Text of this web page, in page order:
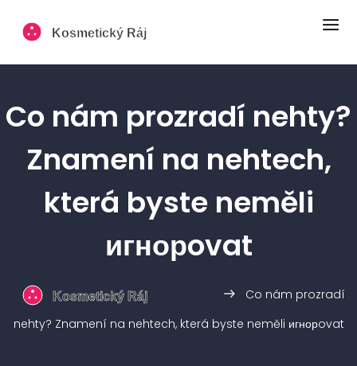
Co nám prozradí nehty?
Znamení na nehtech,
která byste neměli
игнорovat
Co nám prozradí
nehty? Znamení na nehtech, která byste neměli игнорovat